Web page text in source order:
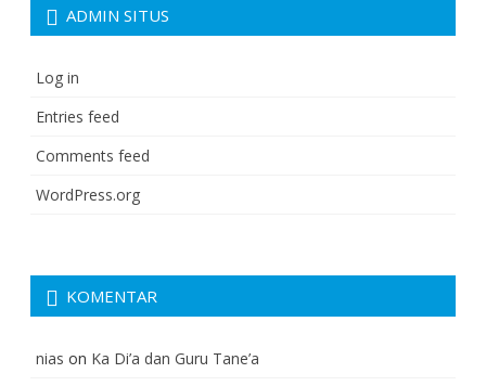
ADMIN SITUS
Log in
Entries feed
Comments feed
WordPress.org
KOMENTAR
nias on Ka Di’a dan Guru Tane’a